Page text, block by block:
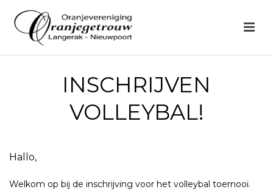
INSCHRIJVEN
VOLLEYBAL!
Hallo,
Welkom op bij de inschrijving voor het volleybal toernooi.